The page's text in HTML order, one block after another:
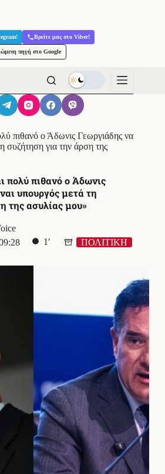
Βρείτε μας στο Viber!
πηγή στο Google
πιθανό ο Άδωνις Γεωργιάδης να
συζήτηση για την άρση της
πολύ πιθανό ο Άδωνις
υπουργός μετά τη
της ασυλίας μου»
1′ ΠΟΛΙΤΙΚΗ